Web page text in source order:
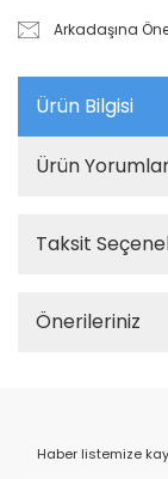
Arkadaşına
Ürün Bilgisi
Ürün
Taksit
Önerileriniz
Haber listemize